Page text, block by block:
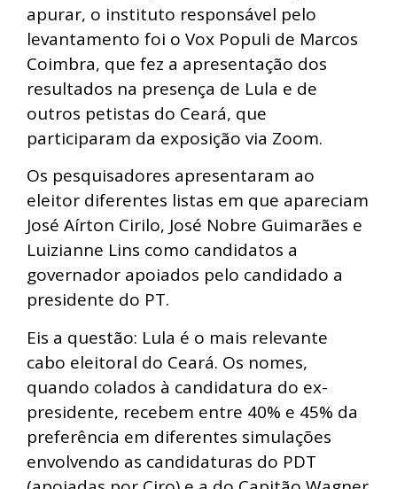
apurar, o instituto responsável pelo
levantamento foi o Vox Populi de Marcos
Coimbra, que fez a apresentação dos
resultados na presença de Lula e de
outros petistas do Ceará, que
participaram da exposição via Zoom.
Os pesquisadores apresentaram ao
eleitor diferentes listas em que apareciam
José Aírton Cirilo, José Nobre Guimarães e
Luizianne Lins como candidatos a
governador apoiados pelo candidado a
presidente do PT.
Eis a questão: Lula é o mais relevante
cabo eleitoral do Ceará. Os nomes,
quando colados à candidatura do ex-
presidente, recebem entre 40% e 45% da
preferência em diferentes simulações
envolvendo as candidaturas do PDT